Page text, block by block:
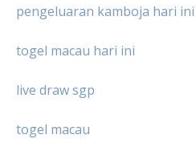
pengeluaran kamboja hari ini
togel macau hari ini
live draw sgp
togel macau